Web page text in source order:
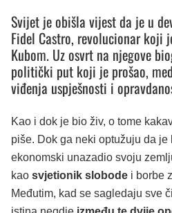
Svijet je obišla vijest da je u
Fidel Castro, revolucionar koji
Kubom. Uz osvrt na njegove
politički put koji je prošao,
viđenja uspješnosti i
Kao i dok je bio živ, o tome
piše. Dok ga neki optužuju da je
ekonomski unazadio svoju
kao svjetionik slobode i borbe
Međutim, kad se sagledaju sve